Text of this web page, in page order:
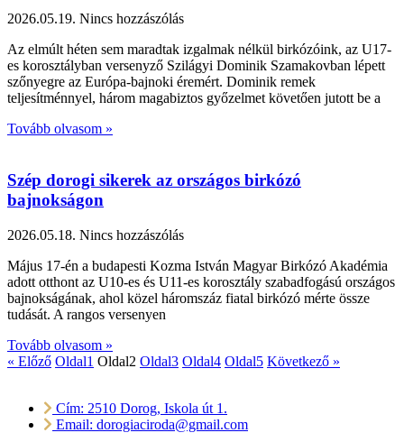
2026.05.19. Nincs hozzászólás
Az elmúlt héten sem maradtak izgalmak nélkül birkózóink, az U17-
es korosztályban versenyző Szilágyi Dominik Szamakovban lépett
szőnyegre az Európa-bajnoki éremért. Dominik remek
teljesítménnyel, három magabiztos győzelmet követően jutott be a
Tovább olvasom »
Szép dorogi sikerek az országos birkózó
bajnokságon
2026.05.18. Nincs hozzászólás
Május 17-én a budapesti Kozma István Magyar Birkózó Akadémia
adott otthont az U10-es és U11-es korosztály szabadfogású országos
bajnokságának, ahol közel háromszáz fiatal birkózó mérte össze
tudását. A rangos versenyen
Tovább olvasom »
« Előző Oldal1 Oldal2 Oldal3 Oldal4 Oldal5 Következő »
Cím: 2510 Dorog, Iskola út 1.
Email: dorogiaciroda@gmail.com